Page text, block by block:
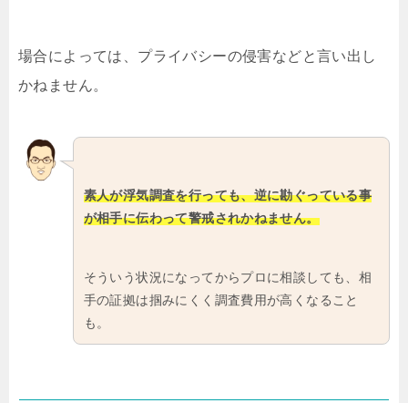
場合によっては、プライバシーの侵害などと言い出し
かねません。
素人が浮気調査を行っても、逆に勘ぐっている事
が相手に伝わって警戒されかねません。
そういう状況になってからプロに相談しても、相
手の証拠は掴みにくく調査費用が高くなること
も。